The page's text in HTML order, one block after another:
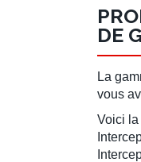
DE
La
vous
Voici la